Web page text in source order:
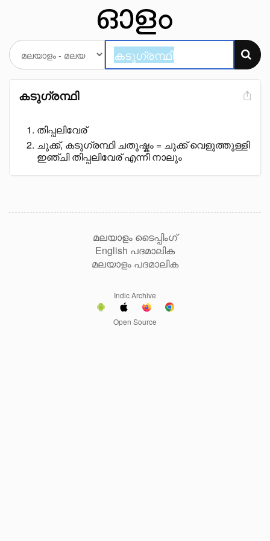
കടുഗ്രന്ഥി
തിപ്പലിവേര്
ചുക്ക്, കടുഗ്രന്ഥി ചതുഷ്കം = ചുക്ക് വെളുത്തുള്ളി
ഇഞ്ചി തിപ്പലിവേര് എന്നീ നാലും
മലയാളം ടൈപ്പിംഗ്
English പദമാലിക
മലയാളം പദമാലിക
Indic Archive
Open Source